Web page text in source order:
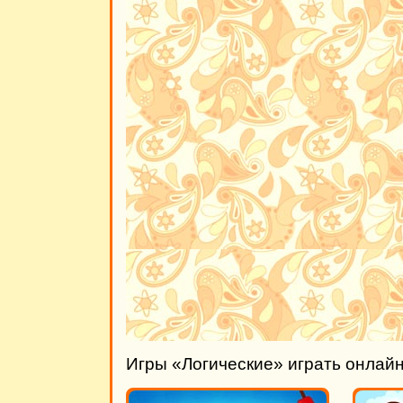
Игры «Логические» играть